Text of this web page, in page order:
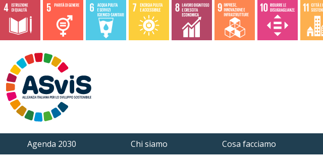
Agenda 2030 Chi siamo Cosa facciamo